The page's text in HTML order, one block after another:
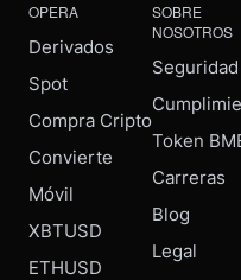
OPERA
Derivados
Spot
Compra Cripto
Convierte
Móvil
XBTUSD
ETHUSD
SOBRE
NOSOTROS
Seguridad
Token
Carreras
Blog
Legal